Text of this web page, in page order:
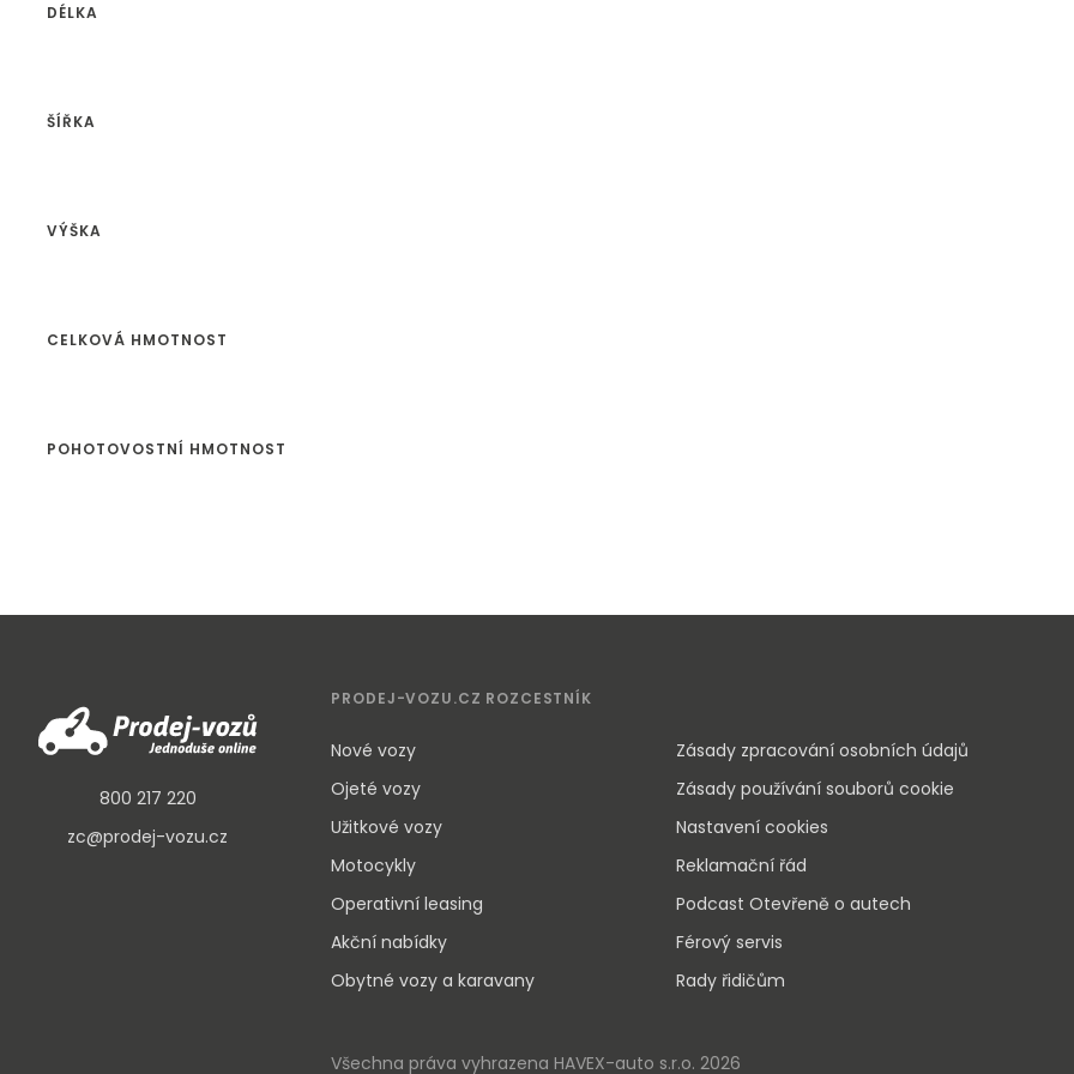
DÉLKA
ŠÍŘKA
VÝŠKA
CELKOVÁ HMOTNOST
POHOTOVOSTNÍ HMOTNOST
800 217 220
zc@prodej-vozu.cz
PRODEJ-VOZU.CZ ROZCESTNÍK
Nové vozy
Ojeté vozy
Užitkové vozy
Motocykly
Operativní leasing
Akční nabídky
Obytné vozy a karavany
Zásady zpracování osobních údajů
Zásady používání souborů cookie
Nastavení cookies
Reklamační řád
Podcast Otevřeně o autech
Férový servis
Rady řidičům
Všechna práva vyhrazena HAVEX-auto s.r.o. 2026